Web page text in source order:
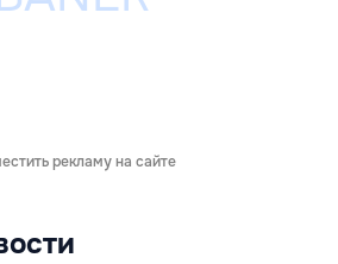
рекламу на сайте